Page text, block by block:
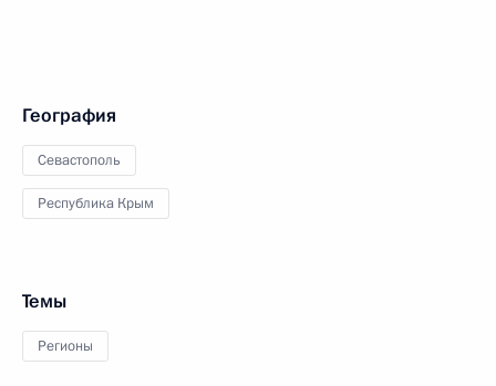
География
Севастополь
Республика Крым
Темы
Регионы